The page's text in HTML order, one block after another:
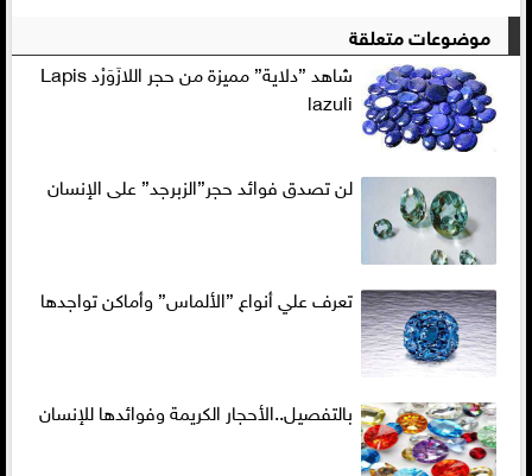
موضوعات متعلقة
شاهد ”دلاية” مميزة من حجر اللازَوَرْد Lapis
lazuli
لن تصدق فوائد حجر”الزبرجد” على الإنسان
تعرف علي أنواع ”الألماس” وأماكن تواجدها
بالتفصيل..الأحجار الكريمة وفوائدها للإنسان